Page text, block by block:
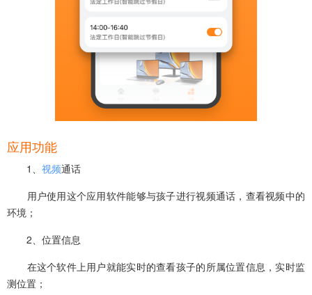
应用功能
1、 视频通话
用户使用这个应用软件能够与孩子进行视频通话，查看视频中的
环境；
2、位置信息
在这个软件上用户就能实时的查看孩子的所属位置信息，实时监
测位置；